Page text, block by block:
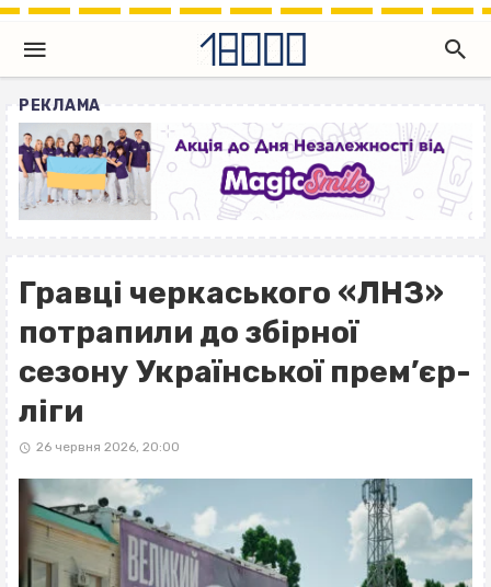
РЕКЛАМА
Гравці черкаського «ЛНЗ»
потрапили до збірної
сезону Української прем’єр-
ліги
26 червня 2026, 20:00